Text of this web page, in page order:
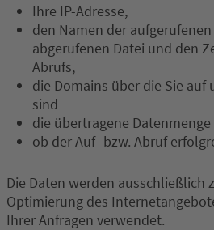
Ihre IP-Adresse,
den Namen der
abgerufenen Datei und den
Abrufs,
die Domains über die Sie auf
sind
die übertragene
ob der Auf- bzw. Abruf
Die Daten werden ausschließlich
Optimierung des
Ihrer Anfragen verwendet.